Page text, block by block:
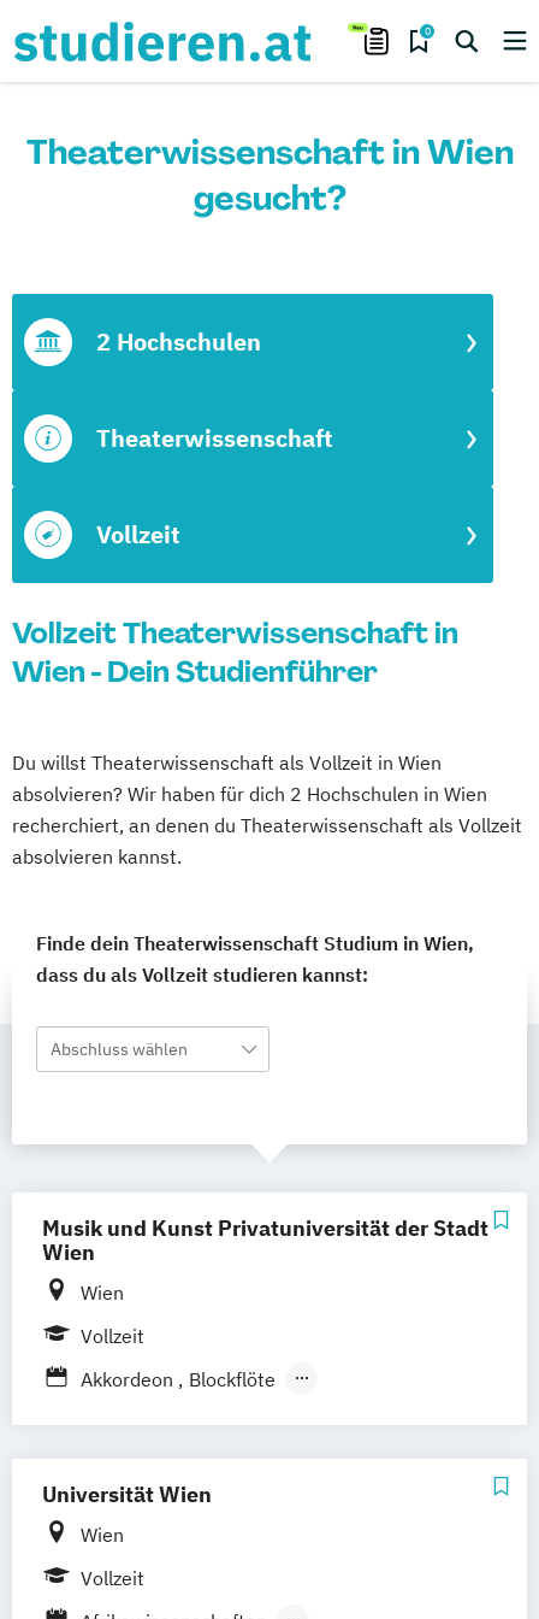
0
Theaterwissenschaft in Wien
gesucht?
Vollzeit
Theaterwissenschaft
2 Hochschulen
Vollzeit Theaterwissenschaft in
Wien - Dein Studienführer
Du willst Theaterwissenschaft als Vollzeit in Wien
absolvieren? Wir haben für dich 2 Hochschulen in Wien
recherchiert, an denen du Theaterwissenschaft als Vollzeit
absolvieren kannst.
Finde dein Theaterwissenschaft Studium in Wien,
dass du als Vollzeit studieren kannst:
Abschluss wählen
Musik und Kunst Privatuniversität der Stadt
Wien
Wien
Vollzeit
Akkordeon
Blockflöte
Historische Fagottinstrumente
Historische Tasteninstrumente
Historische Violine
Universität Wien
Wien
Vollzeit